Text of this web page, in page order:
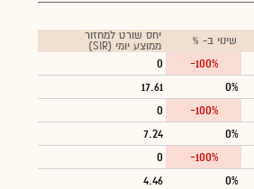
שינוי ב- %
יחס שורט למחזור
ממוצע יומי (SIR)
-100%
0
0%
17.61
-100%
0
0%
7.24
-100%
0
0%
4.46